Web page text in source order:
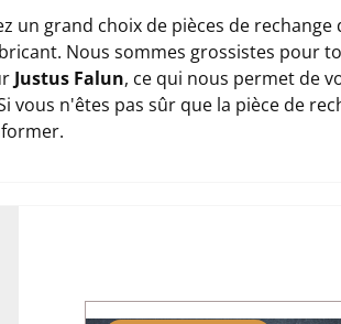
un grand choix de pièces de rechange
Nous sommes grossistes pour
Justus Falun, ce qui nous permet de
vous n'êtes pas sûr que la pièce de